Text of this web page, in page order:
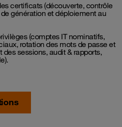
certificats (découverte, contrôle
génération et déploiement au
(comptes IT nominatifs,
rotation des mots de passe et
sessions, audit & rapports,